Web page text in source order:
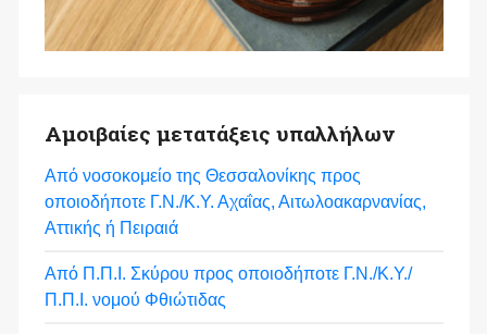
Αμοιβαίες μετατάξεις υπαλλήλων
Από νοσοκομείο της Θεσσαλονίκης προς
οποιοδήποτε Γ.Ν./Κ.Υ. Αχαΐας, Αιτωλοακαρνανίας,
Αττικής ή Πειραιά
Από Π.Π.Ι. Σκύρου προς οποιοδήποτε Γ.Ν./Κ.Υ./
Π.Π.Ι. νομού Φθιώτιδας